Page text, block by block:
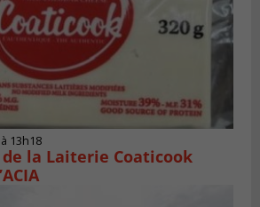
13h18
la Laiterie Coaticook